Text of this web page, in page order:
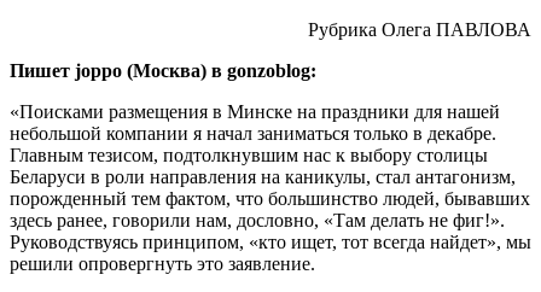
Рубрика Олега ПАВЛОВА
Пишет joppo (Москва) в gonzoblog:
«Поисками размещения в Минске на праздники для нашей
небольшой компании я начал заниматься только в декабре.
Главным тезисом, подтолкнувшим нас к выбору столицы
Беларуси в роли направления на каникулы, стал антагонизм,
порожденный тем фактом, что большинство людей, бывавших
здесь ранее, говорили нам, дословно, «Там делать не фиг!».
Руководствуясь принципом, «кто ищет, тот всегда найдет», мы
решили опровергнуть это заявление.